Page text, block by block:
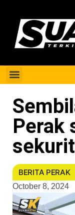
Perak
BERITA PERAK
October 8, 2024